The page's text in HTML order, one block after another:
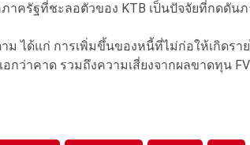
ภาครัฐที่ชะลอตัวของ KTB เป็นปัจจัยที่กดดัน
ม ได้แก่ การเพิ่มขึ้นของหนี้ที่ไม่ก่อให้เกิดรา
กว่าคาด รวมถึงความเสี่ยงจากผลขาดทุน